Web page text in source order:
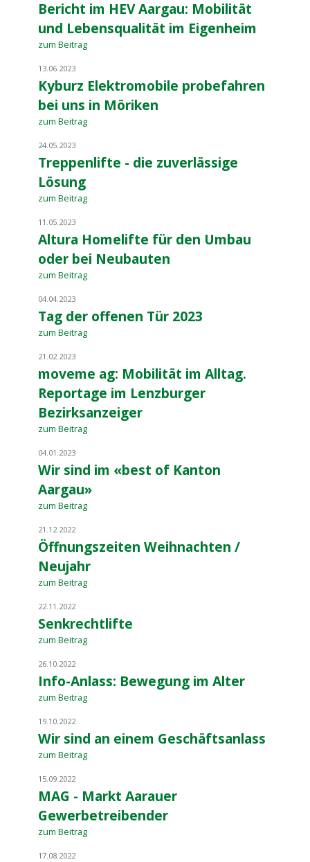
Bericht im HEV Aargau: Mobilität
und Lebensqualität im Eigenheim
zum Beitrag
13.06.2023
Kyburz Elektromobile probefahren
bei uns in Möriken
zum Beitrag
24.05.2023
Treppenlifte - die zuverlässige
Lösung
zum Beitrag
11.05.2023
Altura Homelifte für den Umbau
oder bei Neubauten
zum Beitrag
04.04.2023
Tag der offenen Tür 2023
zum Beitrag
21.02.2023
moveme ag: Mobilität im Alltag.
Reportage im Lenzburger
Bezirksanzeiger
zum Beitrag
04.01.2023
Wir sind im «best of Kanton
Aargau»
zum Beitrag
21.12.2022
Öffnungszeiten Weihnachten /
Neujahr
zum Beitrag
22.11.2022
Senkrechtlifte
zum Beitrag
26.10.2022
Info-Anlass: Bewegung im Alter
zum Beitrag
19.10.2022
Wir sind an einem Geschäftsanlass
zum Beitrag
15.09.2022
MAG - Markt Aarauer
Gewerbetreibender
zum Beitrag
17.08.2022